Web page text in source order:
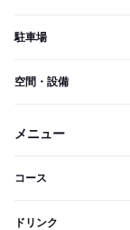
駐車場
空間・設備
メニュー
コース
ドリンク